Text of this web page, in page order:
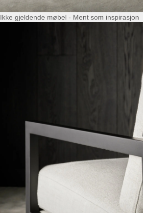
Ikke gjeldende møbel - Ment som inspirasjon